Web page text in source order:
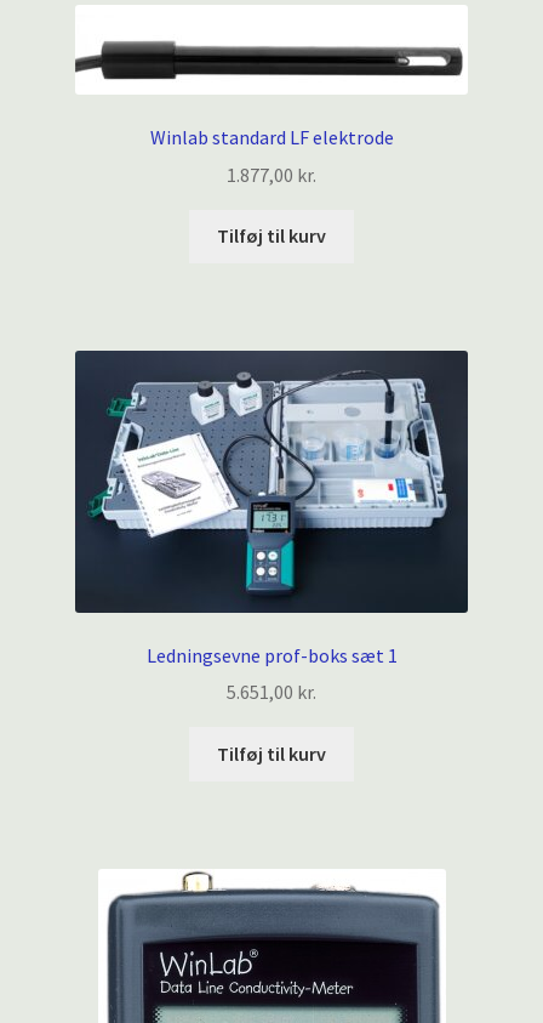
Winlab standard LF elektrode
1.877,00 kr.
Tilføj til kurv
Ledningsevne prof-boks sæt 1
5.651,00 kr.
Tilføj til kurv